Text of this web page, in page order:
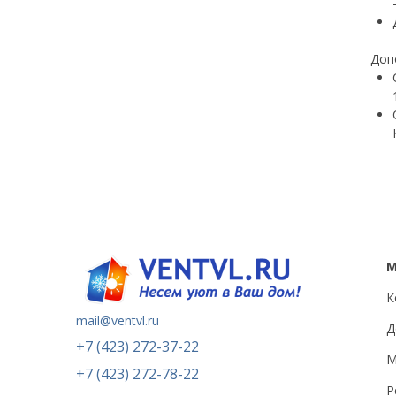
mail@ventvl.ru
+7 (423) 272-37-22
+7 (423) 272-78-22